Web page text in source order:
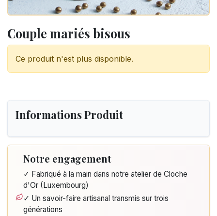
Couple mariés bisous
Ce produit n'est plus disponible.
Informations Produit
Notre engagement
✓ Fabriqué à la main dans notre atelier de Cloche
d'Or (Luxembourg)
✓ Un savoir-faire artisanal transmis sur trois
générations